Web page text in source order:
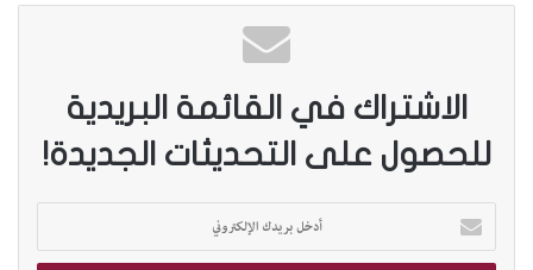
الاشتراك في القائمة البريدية
للحصول على التحديثات الجديدة!
خ